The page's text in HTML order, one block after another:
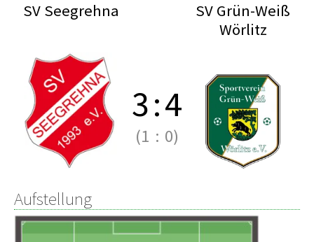
SV Seegrehna
SV Grün-Weiß
Wörlitz
3:4
(1 : 0)
Aufstellung